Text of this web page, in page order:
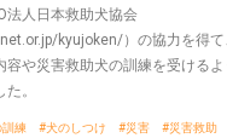
法人日本救助犬協会
kyujoken/）の協力を得
容や災害救助犬の訓練を受ける
。
練 犬のしつけ 災害 災害救助